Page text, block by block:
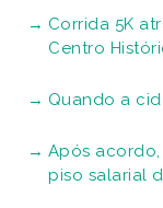
Corrida 5K
Centro
Quando a
Após
piso salarial